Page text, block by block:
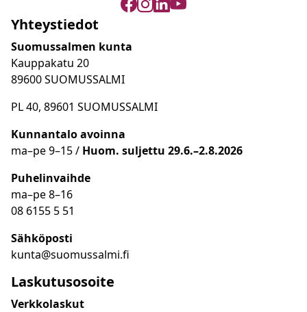
Yhteystiedot
Suomussalmen kunta
Kauppakatu 20
89600 SUOMUSSALMI
PL 40, 89601 SUOMUSSALMI
Kunnantalo avoinna
ma–pe 9–15 / Huom. suljettu 29.6.–2.8.2026
Puhelinvaihde
ma–pe 8–16
08 6155 5 51
Sähköposti
kunta@suomussalmi.fi
Laskutusosoite
Verkkolaskut